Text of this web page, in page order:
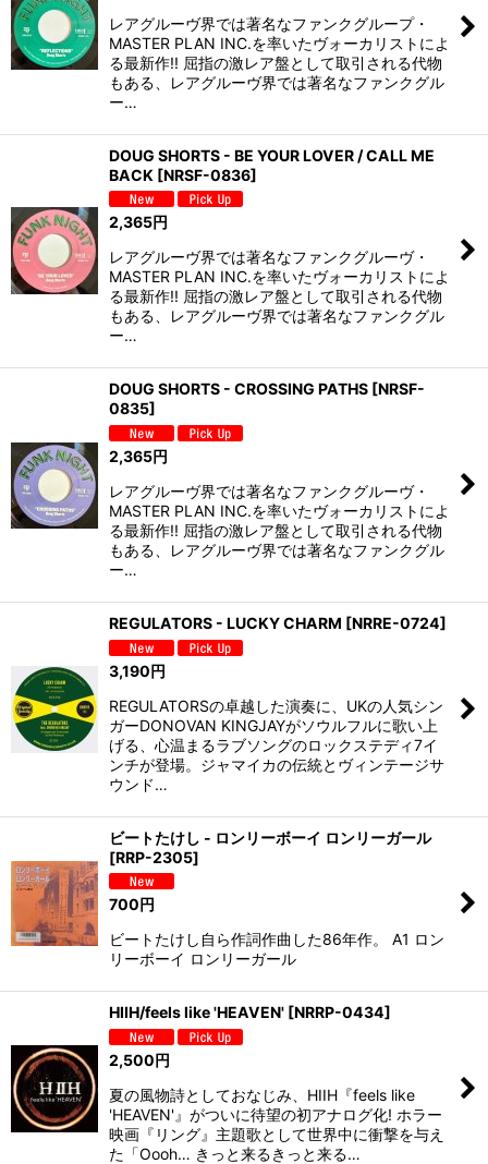
レアグルーヴ界では著名なファンクグループ・
MASTER PLAN INC.を率いたヴォーカリストによ
る最新作!! 屈指の激レア盤として取引される代物
もある、レアグルーヴ界では著名なファンクグル
ー…
DOUG SHORTS - BE YOUR LOVER / CALL ME
BACK [NRSF-0836]
2,365円
レアグルーヴ界では著名なファンクグルーヴ・
MASTER PLAN INC.を率いたヴォーカリストによ
る最新作!! 屈指の激レア盤として取引される代物
もある、レアグルーヴ界では著名なファンクグル
ー…
DOUG SHORTS - CROSSING PATHS [NRSF-
0835]
2,365円
レアグルーヴ界では著名なファンクグルーヴ・
MASTER PLAN INC.を率いたヴォーカリストによ
る最新作!! 屈指の激レア盤として取引される代物
もある、レアグルーヴ界では著名なファンクグル
ー…
REGULATORS - LUCKY CHARM [NRRE-0724]
3,190円
REGULATORSの卓越した演奏に、UKの人気シン
ガーDONOVAN KINGJAYがソウルフルに歌い上
げる、心温まるラブソングのロックステディ7イ
ンチが登場。ジャマイカの伝統とヴィンテージサ
ウンド…
ビートたけし - ロンリーボーイ ロンリーガール
[RRP-2305]
700円
ビートたけし自ら作詞作曲した86年作。 A1 ロン
リーボーイ ロンリーガール
HIIH/feels like 'HEAVEN' [NRRP-0434]
2,500円
夏の風物詩としておなじみ、HIIH『feels like
'HEAVEN'』がついに待望の初アナログ化! ホラー
映画『リング』主題歌として世界中に衝撃を与え
た「Oooh… きっと来るきっと来る…